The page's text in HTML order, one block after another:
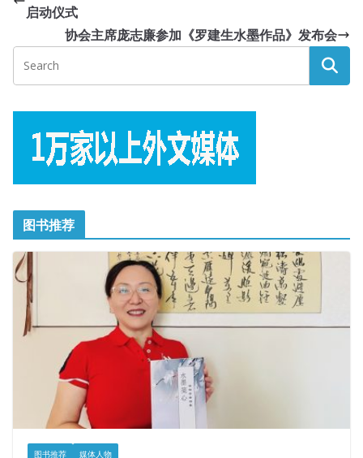
启动仪式
协会主席庞志廉参加《罗建生水墨作品》发布会
图书推荐
图书推荐 媒体人物